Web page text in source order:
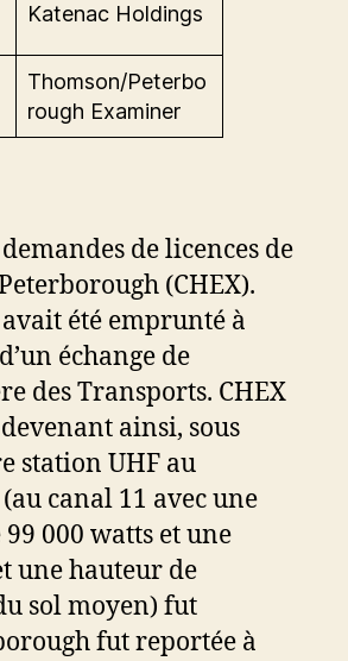
Katenac Holdings
Thomson/Peterbo
rough Examiner
de licences de
(CHEX).
été emprunté à
échange de
des Transports. CHEX
ainsi, sous
station UHF au
canal 11 avec une
000 watts et une
une hauteur de
sol moyen) fut
fut reportée à